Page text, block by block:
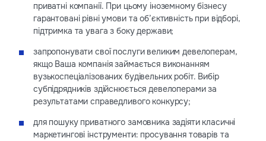
приватні компанії. При цьому іноземному бізнесу
гарантовані рівні умови та об’єктивність при відборі,
підтримка та увага з боку держави;
запропонувати свої послуги великим девелоперам,
якщо Ваша компанія займається виконанням
вузькоспеціалізованих будівельних робіт. Вибір
субпідрядників здійснюється девелоперами за
результатами справедливого конкурсу;
для пошуку приватного замовника задіяти класичні
маркетингові інструменти: просування товарів та